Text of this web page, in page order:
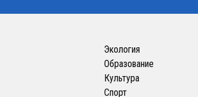
Экология
Образование
Культура
Спорт